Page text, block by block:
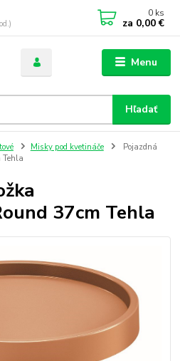
Menu
Hľadať
0 ks
za 0,00 €
Misky pod kvetináče
Pojazdná
Tehla
37cm Tehla